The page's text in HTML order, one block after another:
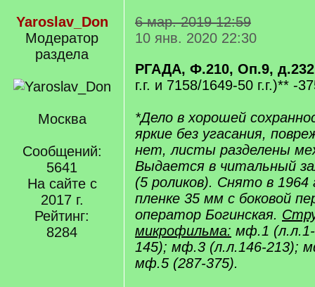
Yaroslav_Don
Модератор
раздела
Москва
Сообщений:
5641
На сайте с
2017 г.
Рейтинг:
8284
6 мар. 2019 12:59
10 янв. 2020 22:30
РГАДА, Ф.210, Оп.9, д.232
г.г. и 7158/1649-50 г.г.)** -
*Дело в хорошей
яркие без угасания,
нет, листы разделены
Выдается в читальный
(5 роликов). Снято в 1964
пленке 35 мм с боковой
оператор Богинская.
микрофильма: мф.1
145); мф.3 (л.л.146-213);
мф.5 (287-375).